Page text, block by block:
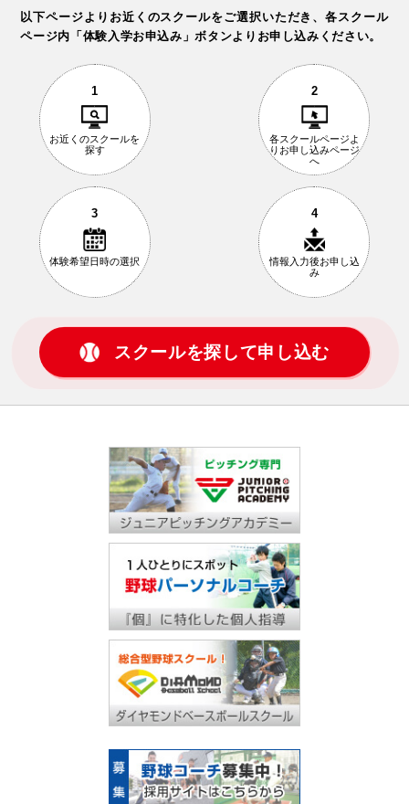
以下ページよりお近くのスクールをご選択いただき、各スクール
ページ内「体験入学お申込み」ボタンよりお申し込みください。
1
お近くのスクールを
探す
2
各スクールページ よ
りお申し込みページ
へ
3
体験希望日時の選択
4
情報入力後お申し込
み
スクールを探して申し込む